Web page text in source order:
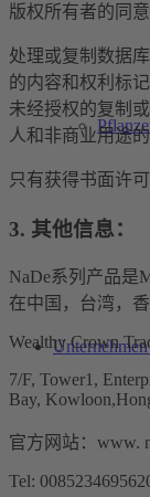
版权所有者的同意
处理或复制数据
的内容和权利标
未经授权的复制
人和非商业用途
只有获得书面许
3. 其他信息：
NaDe系列产品是
在中国，台湾，
Wealthy Crown
7/F, Tower1,
Bay,
官方网站：www.
Tel: